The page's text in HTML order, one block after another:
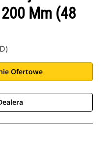
Mm (48
Ofertowe